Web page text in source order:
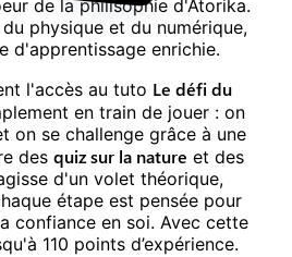
de la philisophie d'Atorika.
physique et du numérique,
d'apprentissage enrichie.
l'accès au tuto Le défi du
en train de jouer : on
on se challenge grâce à une
des quizsur la nature et des
d'un volet théorique,
étape est pensée pour
confiance en soi. Avec cette
110 points d’expérience.